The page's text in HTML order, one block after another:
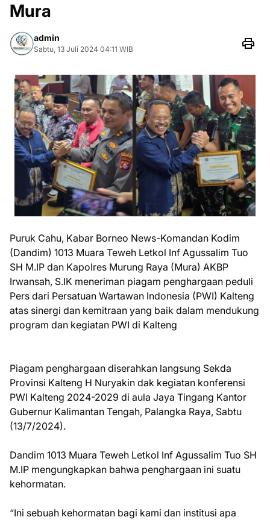
Mura
admin
Sabtu, 13 Juli 2024 04:11 WIB
Puruk Cahu, Kabar Borneo News-Komandan Kodim
(Dandim) 1013 Muara Teweh Letkol Inf Agussalim Tuo
SH M.IP dan Kapolres Murung Raya (Mura) AKBP
Irwansah, S.IK meneriman piagam penghargaan peduli
Pers dari Persatuan Wartawan Indonesia (PWI) Kalteng
atas sinergi dan kemitraan yang baik dalam mendukung
program dan kegiatan PWI di Kalteng
Piagam penghargaan diserahkan langsung Sekda
Provinsi Kalteng H Nuryakin dak kegiatan konferensi
PWI Kalteng 2024-2029 di aula Jaya Tingang Kantor
Gubernur Kalimantan Tengah, Palangka Raya, Sabtu
(13/7/2024).
Dandim 1013 Muara Teweh Letkol Inf Agussalim Tuo SH
M.IP mengungkapkan bahwa penghargaan ini suatu
kehormatan.
“Ini sebuah kehormatan bagi kami dan institusi apa